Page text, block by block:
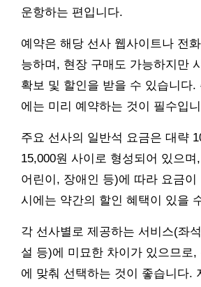
운항하는 편입니다.
예약은 해당 선사 웹사이트나 전
능하며, 현장 구매도 가능하지만
확보 및 할인을 받을 수 있습니다.
에는 미리 예약하는 것이 필수입
주요 선사의 일반석 요금은 대략
15,000원 사이로 형성되어 있으
어린이, 장애인 등)에 따라 요금이
시에는 약간의 할인 혜택이 있을
각 선사별로 제공하는 서비스(좌
설 등)에 미묘한 차이가 있으므로,
에 맞춰 선택하는 것이 좋습니다.